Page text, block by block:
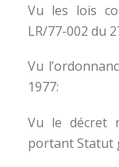
Vu les lois
LR/77-002 du
Vu
1977:
Vu le décret
portant Statut